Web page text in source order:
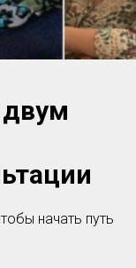
двум
начать путь